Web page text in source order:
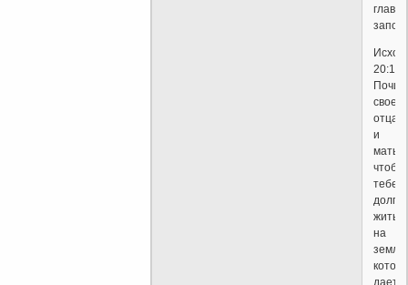
Исход
20:12
своего
отца
и
мать,
чтобы
тебе
долго
жить
на
земле,
дает